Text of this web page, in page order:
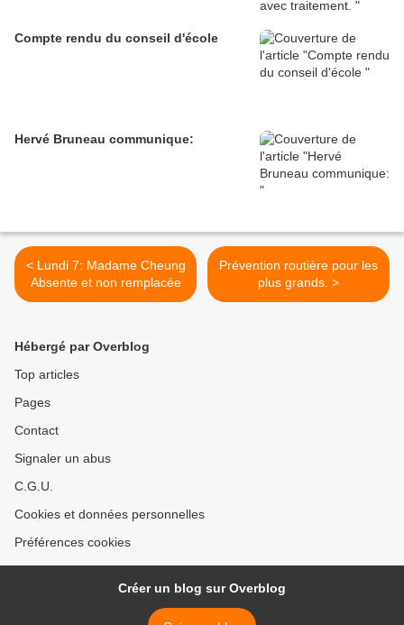
Compte rendu du conseil d'école
Hervé Bruneau communique:
< Lundi 7: Madame Cheung
Absente et non remplacée
Prévention routière pour les
plus grands. >
Hébergé par Overblog
Top articles
Pages
Contact
Signaler un abus
C.G.U.
Cookies et données personnelles
Préférences cookies
Créer un blog sur Overblog